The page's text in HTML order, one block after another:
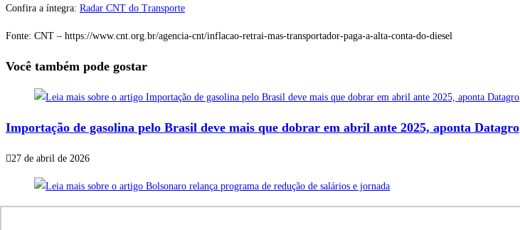
Confira a íntegra: Radar CNT do Transporte
Fonte: CNT – https://www.cnt.org.br/agencia-cnt/inflacao-retrai-mas-transportador-paga-a-alta-conta-do-diesel
Você também pode gostar
Importação de gasolina pelo Brasil deve mais que dobrar em abril ante 2025, aponta Datagro
27 de abril de 2026